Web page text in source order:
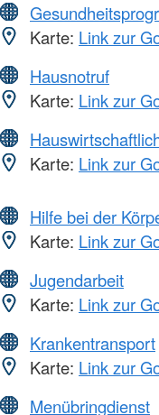
Karte: Link zur
Hausnotruf
Karte: Link zur
Karte: Link zur
Hilfe bei der
Karte: Link zur
Jugendarbeit
Karte: Link zur
Krankentransport
Karte: Link zur
Menübringdienst